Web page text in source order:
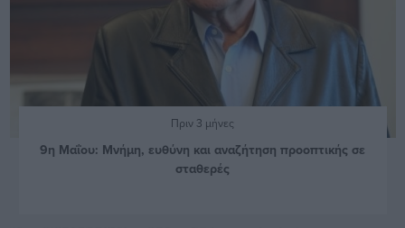
Πριν 3 μήνες
9η Μαΐου: Μνήμη, ευθύνη και αναζήτηση προοπτικής σε
σταθερές